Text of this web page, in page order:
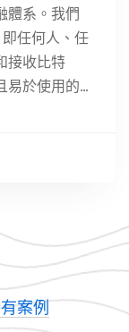
體系。我們
任何人、任
接收比特
易於使用的
案例